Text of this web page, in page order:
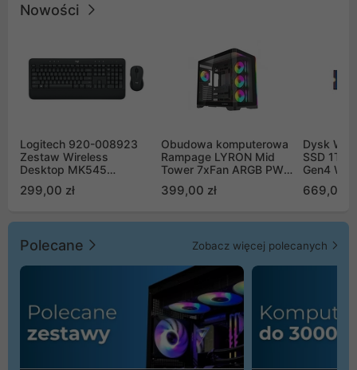
Nowości
Logitech 920-008923
Zestaw Wireless
Desktop MK545
299,00 zł
Obudowa komputerowa
Rampage LYRON Mid
Tower 7xFan ARGB PWM
399,00 zł
Dysk WD
SSD 1TB
Gen4
669,00
Polecane Zobacz więcej polecanych